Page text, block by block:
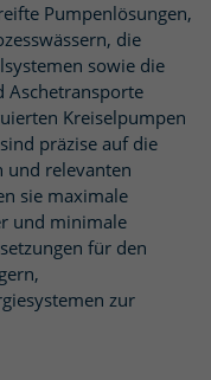
Pumpenlösungen,
die
sowie die
Aschetransporte
Kreiselpumpen
präzise auf die
und relevanten
sie maximale
und minimale
für den
zur